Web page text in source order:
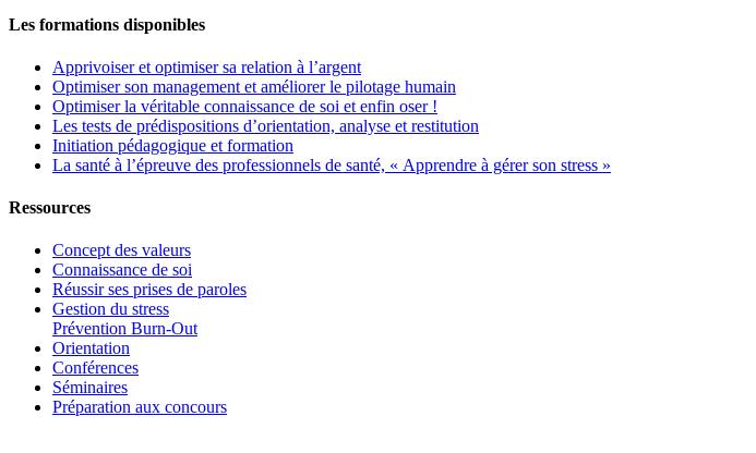
Les formations disponibles
Apprivoiser et optimiser sa relation à l’argent
Optimiser son management et améliorer le pilotage humain
Optimiser la véritable connaissance de soi et enfin oser !
Les tests de prédispositions d’orientation, analyse et restitution
Initiation pédagogique et formation
La santé à l’épreuve des professionnels de santé, « Apprendre à gérer son stress »
Ressources
Concept des valeurs
Connaissance de soi
Réussir ses prises de paroles
Gestion du stress
Prévention Burn-Out
Orientation
Conférences
Séminaires
Préparation aux concours